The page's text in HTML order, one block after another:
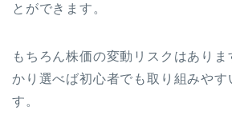
とができます。
もちろん株価の変動リスクはありま
かり選べば初心者でも取り組みやす
す。